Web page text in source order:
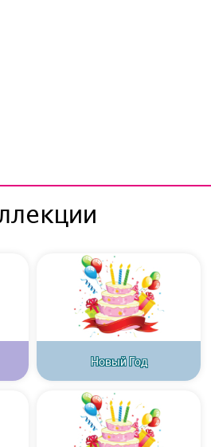
Новый Год